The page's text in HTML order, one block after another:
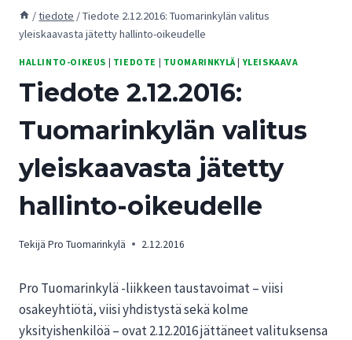
/tiedote /Tiedote 2.12.2016: Tuomarinkylän valitus
yleiskaavasta jätetty hallinto-oikeudelle
HALLINTO-OIKEUS | TIEDOTE | TUOMARINKYLÄ|YLEISKAAVA
Tiedote 2.12.2016:
Tuomarinkylän valitus
yleiskaavasta jätetty
hallinto-oikeudelle
Tekijä Pro Tuomarinkylä 2.12.2016
Pro Tuomarinkylä -liikkeen taustavoimat – viisi
osakeyhtiötä, viisi yhdistystä sekä kolme
yksityishenkilöä – ovat 2.12.2016 jättäneet valituksensa